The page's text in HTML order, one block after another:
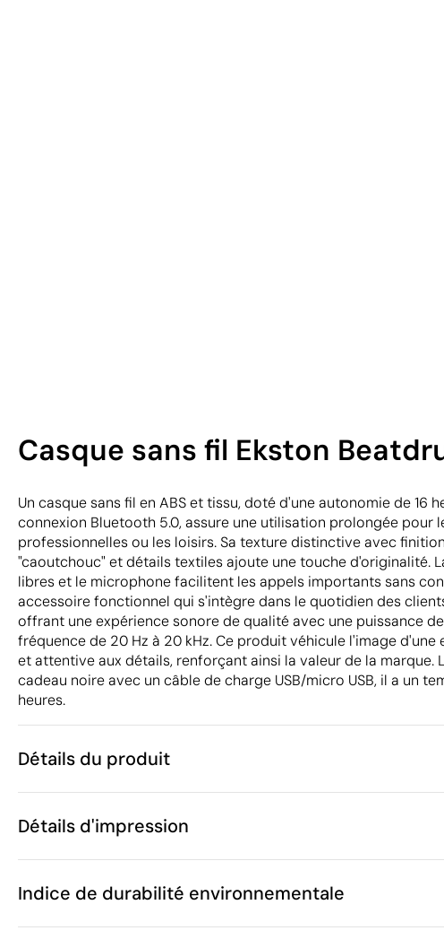
Casque sans fil Ekston
Un casque sans fil en ABS et tissu, doté d'une autonomie de 16
connexion Bluetooth 5.0, assure une utilisation prolongée pour
professionnelles ou les loisirs. Sa texture distinctive avec
"caoutchouc" et détails textiles ajoute une touche d'originalité.
libres et le microphone facilitent les appels importants sans
accessoire fonctionnel qui s'intègre dans le quotidien des
offrant une expérience sonore de qualité avec une puissance
fréquence de 20 Hz à 20 kHz. Ce produit véhicule l'image
et attentive aux détails, renforçant ainsi la valeur de la marque.
cadeau noire avec un câble de charge USB/micro USB, il a un
heures.
Détails du produit
Caractéristiques
Code du produit
Taille
9.5 x 15.5 x 5.2 cm
Poids
333 g
Détails d'impression
Indice de durabilité environnementale